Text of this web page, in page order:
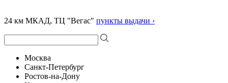
24 км МКАД, ТЦ "Вегас" пункты выдачи ›
Москва
Санкт-Петербург
Ростов-на-Дону